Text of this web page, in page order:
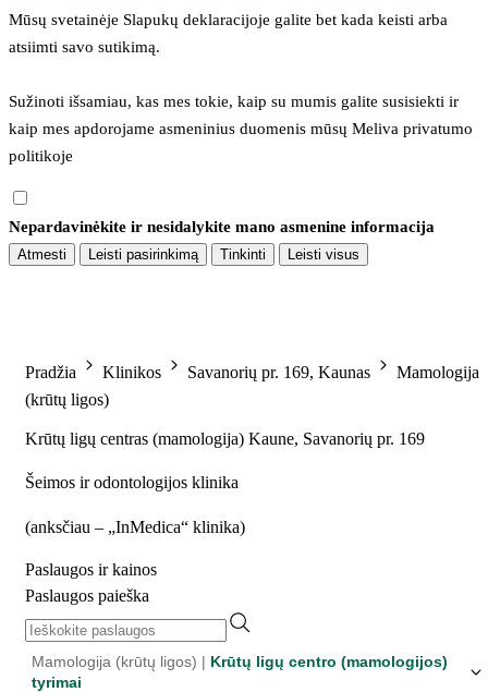
Mūsų svetainėje Slapukų deklaracijoje galite bet kada keisti arba
atsiimti savo sutikimą.
Sužinoti išsamiau, kas mes tokie, kaip su mumis galite susisiekti ir
kaip mes apdorojame asmeninius duomenis mūsų Meliva privatumo
politikoje
Nepardavinėkite ir nesidalykite mano asmenine informacija
Atmesti Leisti pasirinkimą Tinkinti Leisti visus
Pradžia Klinikos Savanorių pr. 169, Kaunas
Mamologija
(krūtų ligos)
Krūtų ligų centras (mamologija) Kaune, Savanorių pr. 169
Šeimos ir odontologijos klinika
(anksčiau – „InMedica“ klinika)
Paslaugos ir kainos
Paslaugos paieška
Mamologija (krūtų ligos) | Krūtų ligų centro (mamologijos)
tyrimai